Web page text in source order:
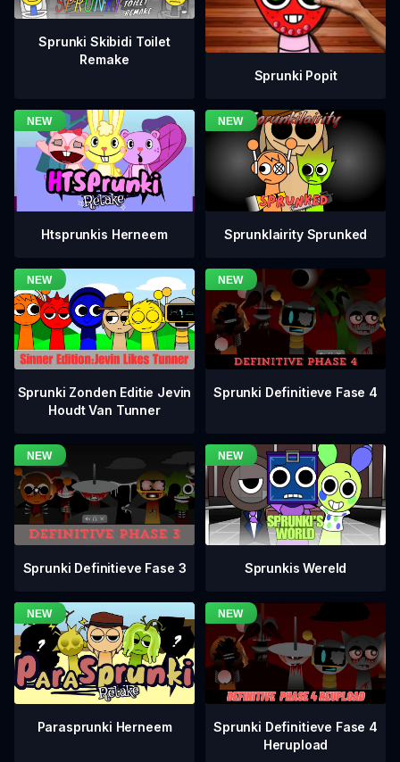
Sprunki Skibidi Toilet
Remake
Sprunki Popit
Htsprunkis Herneem Sprunklairity Sprunked
Sprunki Zonden Editie Jevin
Houdt Van Tunner
Sprunki Definitieve Fase 4
Sprunki Definitieve Fase 3 Sprunkis Wereld
Parasprunki Herneem
Sprunki Definitieve Fase 4
Herupload